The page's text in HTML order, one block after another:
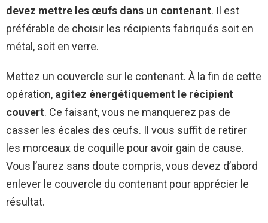
devez mettre les œufs dans un contenant. Il est
préférable de choisir les récipients fabriqués soit en
métal, soit en verre.
Mettez un couvercle sur le contenant. À la fin de cette
opération, agitez énergétiquement le récipient
couvert. Ce faisant, vous ne manquerez pas de
casser les écales des œufs. Il vous suffit de retirer
les morceaux de coquille pour avoir gain de cause.
Vous l’aurez sans doute compris, vous devez d’abord
enlever le couvercle du contenant pour apprécier le
résultat.